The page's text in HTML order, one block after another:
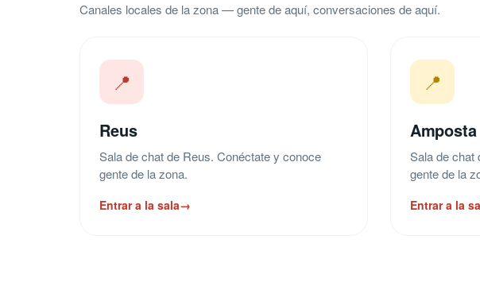
Canales locales de la zona — gente de aquí, conversaciones de aquí.
📍
Reus
Sala de chat de Reus. Conéctate y conoce
gente de la zona.
Entrar a la sala→
📍
Amposta
Sala de chat
gente de la
Entrar a la